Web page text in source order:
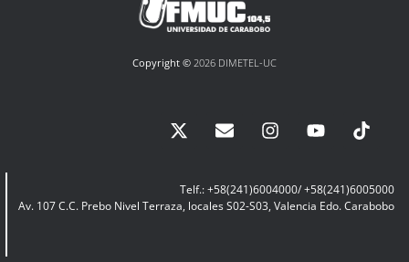
Copyright © 2026 DIMETEL-UC
Telf.: +58(241)6004000/ +58(241)6005000
Av. 107 C.C. Prebo Nivel Terraza, locales S02-S03, Valencia Edo. Carabobo